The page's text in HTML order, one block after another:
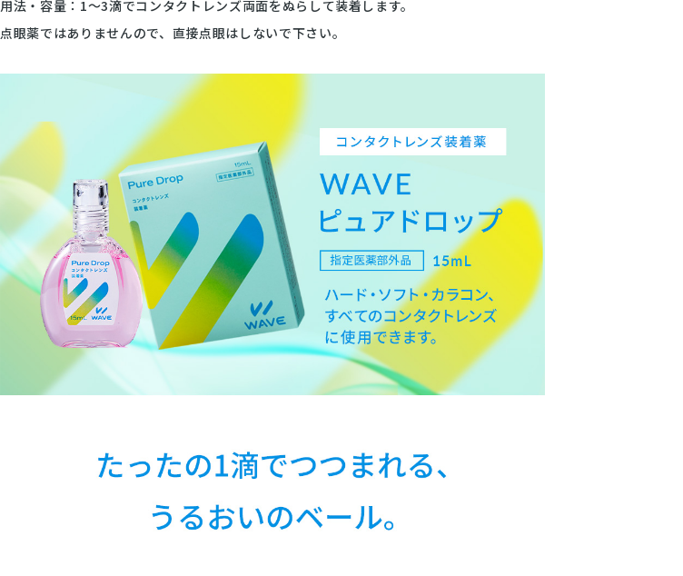
用法・容量：1～3滴でコンタクトレンズ両面をぬらして装着します。
点眼薬ではありませんので、直接点眼はしないで下さい。